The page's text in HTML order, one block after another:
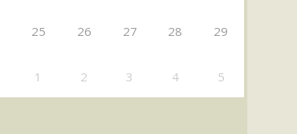
25 26 27 28 29
1 2 3 4 5